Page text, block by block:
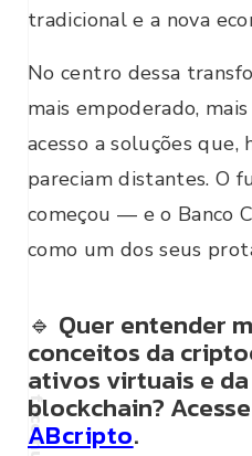
tradicional e a nova
No centro dessa
mais empoderado,
acesso a soluções que,
pareciam distantes. O
começou — e o Banco
como um dos seus
🔹 Quer entender
conceitos da
ativos virtuais e
blockchain?
ABcripto.